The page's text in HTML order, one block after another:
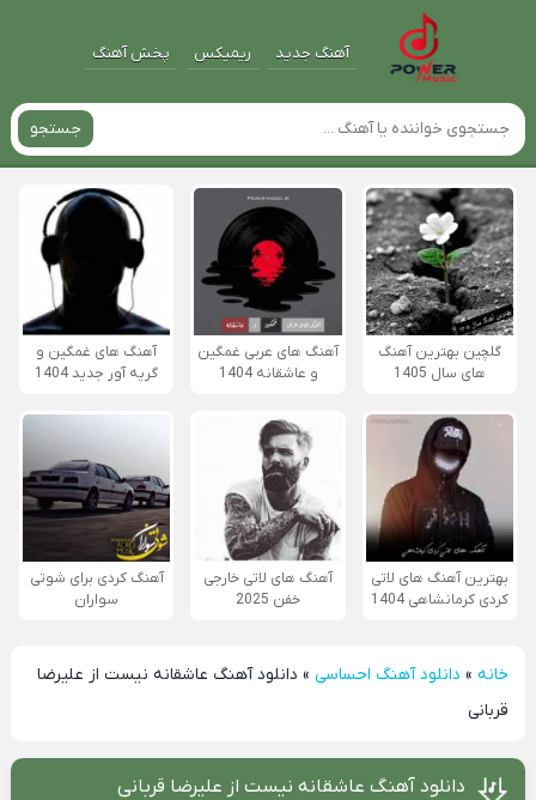
آهنگ جدید ریمیکس پخش آهنگ
جستجو
گلچین بهترین آهنگ
های سال 1405
آهنگ های عربی غمگین
و عاشقانه 1404
آهنگ های غمگین و
گریه آور جدید 1404
بهترین آهنگ های لاتی
کردی کرمانشاهی 1404
آهنگ های لاتی خارجی
خفن 2025
آهنگ کردی برای شوتی
سواران
خانه» دانلود آهنگ احساسی» دانلود آهنگ عاشقانه نیست از علیرضا
قربانی
دانلود آهنگ عاشقانه نیست از علیرضا قربانی